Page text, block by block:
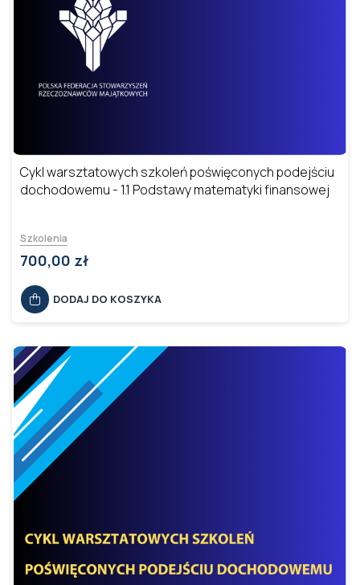
Cykl warsztatowych szkoleń poświęconych podejściu
dochodowemu - 1.1 Podstawy matematyki finansowej
Szkolenia
700,00 zł
DODAJ DO KOSZYKA